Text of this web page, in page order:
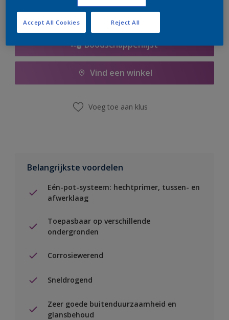
Boodschappenlijst
Vind een winkel
Voeg toe aan klus
Belangrijkste voordelen
Eén-pot-systeem: hechtprimer, tussen- en
afwerklaag
Toepasbaar op verschillende
ondergronden
Corrosiewerend
Sneldrogend
Zeer goede buitenduurzaamheid en
glansbehoud
Reject All
Accept All Cookies